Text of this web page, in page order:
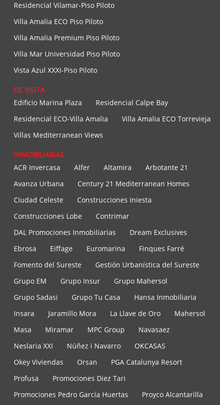
Residencial Vilamar-Piso Piloto
Villa Amalia ECO Piso Piloto
Villa Amalia Premium Piso Piloto
Villa Mar Universidad Piso Piloto
Vista Azul XXXI-Piso Piloto
DE VISITA
Edificio Marina Plaza
Residencial Calpe Bay
Residencial ECO-Villa Amalia
Villa Amalia ECO Torrevieja
Villas Mediterranean Views
INMOBILIARIAS
ACR Invercasa
Alfer Altamira
Arbotante 21
Avanza Urbana
Century 21 Mediterranean Homes
Ciudad Celeste
Construcciones Iniesta
Construcciones Lobe
Contrimar
DAL Promociones Inmobiliarias
Dream Exclusives
Ebrosa
Eiffage Euromarina
Finques Farré
Fomento del Sureste
Gestión Urbanística del Sureste
Grupo EM
Grupo Insur
Grupo Mahersol
Grupo Sadasi
Grupo Tu Casa
Hansa Inmobiliaria
Insara
Jaramillo Mora La Llave de Oro
Mahersol
Masa
Miramar MPC Group
Navasaez
Neslaria XXI
Núñez i Navarro
OKCASAS
Okey Viviendas
Orsan
PGA Catalunya Resort
Profusa
Promociones Diez Tari
Promociones Pedro García Huertas
Proyco Alcantarilla